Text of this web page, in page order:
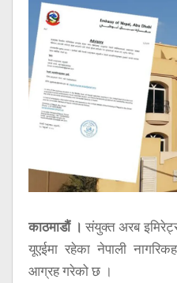
काठमाडौं । संयुक्त अरब
यूएईमा रहेका नेपाली
आग्रह गरेको छ ।
अन्तर्वार्ता
अन्तर्राष्ट्रिय
स्वास्थ्य
विज्ञापन